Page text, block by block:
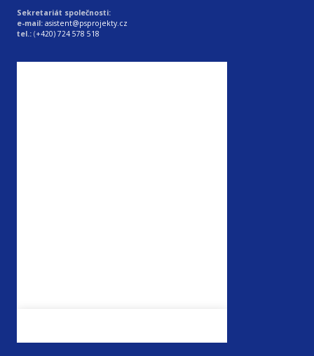
Sekretariát společnosti:
e-mail: asistent@psprojekty.cz
tel.: (+420) 724 578 518